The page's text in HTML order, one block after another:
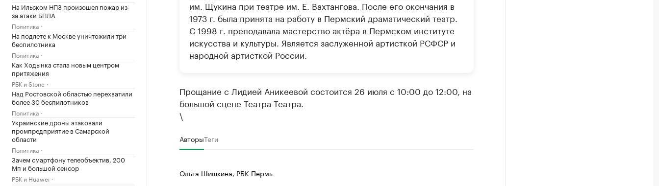
На Ильском НПЗ произошел пожар из-
за атаки БПЛА
Политика
На подлете к Москве уничтожили три
беспилотника
Политика
Как Ходынка стала новым центром
притяжения
РБК и Stone
Над Ростовской областью перехватили
более 30 беспилотников
Политика
Украинские дроны атаковали
промпредприятие в Самарской
области
Политика
Зачем смартфону телеобъектив, 200
Мп и большой сенсор
РБК и Huawei
им. Щукина при театре им. Е. Вахтангова. После его окончания в
1973 г. была принята на работу в Пермский драматический театр.
С 1998 г. преподавала мастерство актёра в Пермском институте
искусства и культуры. Является заслуженной артисткой РСФСР и
народной артисткой России.
Прощание с Лидией Аникеевой состоится 26 июля с 10:00 до 12:00, на
большой сцене Театра-Театра.
\
АвторыТеги
Ольга Шишкина, РБК Пермь